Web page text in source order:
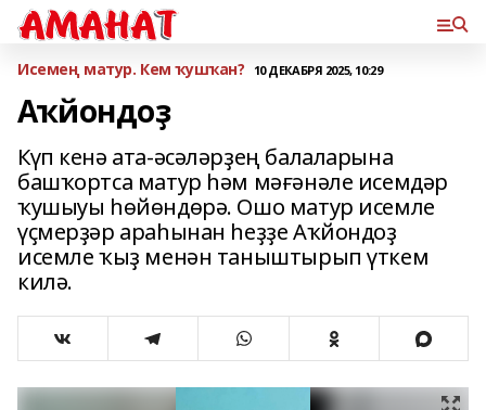
Исемең матур. Кем ҡушҡан? 10 ДЕКАБРЯ 2025, 10:29
Аҡйондоҙ
Күп кенә ата-әсә­ләр­ҙең балаларына
башҡортса матур һәм мәғәнәле исем­дәр
ҡушыуы һөйөн­дөрә. Ошо матур исемле
үҫмерҙәр ара­һынан һеҙҙе Аҡ­йондоҙ
исемле ҡыҙ менән таныштырып үткем
килә.